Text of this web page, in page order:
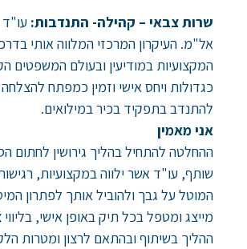
שרות צבאי – קהילה- התנדבות:
אל"מ. העיקרון המרכזי המלווה אותי
המקצועיות במודיעין ובעולם המשפטים
כגדולות ויחס אישי וזמין כמפתח
להתנדב בתפקיד בכיר במילואים.
אני מאמין
ההחלטה להתחיל בהליך גירושין לחתום
שותף, עו"ד אשר ילווה במקצועיות,
המוטל על גבך ולהוביל אותך לפתרון
מייצג ומטפל בכל תיק באופן אישי,
ההליך בשיתוף ובהתאם לרצון ומטרות